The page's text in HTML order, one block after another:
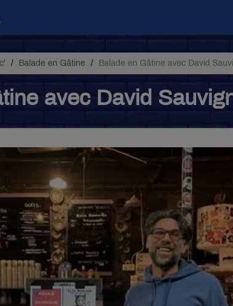
Balade en Gâtine Balade en Gâtine avec David
avec David